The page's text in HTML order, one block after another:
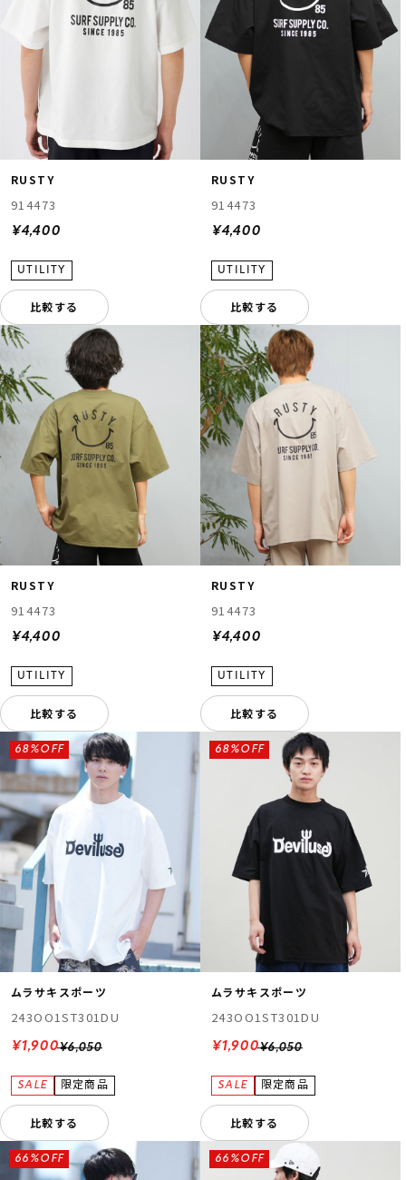
RUSTY
914473
¥4,400
比較する
RUSTY
914473
¥4,400
比較する
RUSTY
914473
¥4,400
比較する
RUSTY
914473
¥4,400
比較する
ムラサキスポーツ
243OO1ST301DU
¥6,050
68%OFF
¥1,900
比較する
ムラサキスポーツ
243OO1ST301DU
¥6,050
68%OFF
¥1,900
比較する
66%OFF 66%OFF